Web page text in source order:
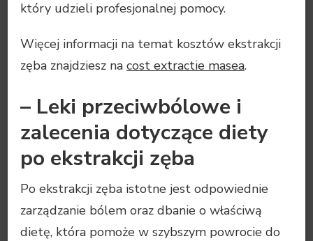
który udzieli profesjonalnej pomocy.
Więcej informacji na temat kosztów ekstrakcji
zęba znajdziesz na cost extractie masea.
– Leki przeciwbólowe i
zalecenia dotyczące diety
po ekstrakcji zęba
Po ekstrakcji zęba istotne jest odpowiednie
zarządzanie bólem oraz dbanie o właściwą
dietę, która pomoże w szybszym powrocie do